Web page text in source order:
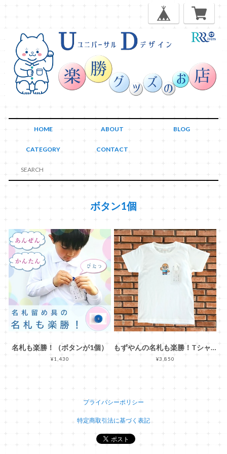
HOME ABOUT BLOG
CATEGORY CONTACT
ボタン1個
名札も楽勝！（ボタンが1個）
¥1,430
もずやんの名札も楽勝！Tシャツ
¥3,850
プライバシーポリシー
特定商取引法に基づく表記